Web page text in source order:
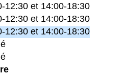
12:30 et 14:00-18:30
12:30 et 14:00-18:30
12:30 et 14:00-18:30